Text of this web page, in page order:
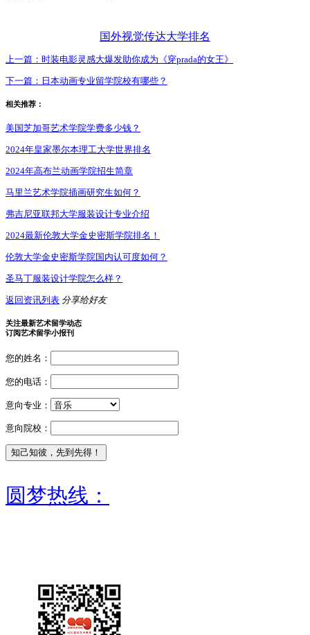
国外视觉传达大学排名
上一篇： 时装电影灵感大爆发助你成为《穿prada的女王》
下一篇： 日本动画专业留学院校有哪些？
相关推荐：
美国芝加哥艺术学院学费多少钱？
2024年皇家墨尔本理工大学世界排名
2024年高布兰动画学院招生简章
马里兰艺术学院插画研究生如何？
弗吉尼亚联邦大学服装设计专业介绍
2024最新伦敦大学金史密斯学院排名！
伦敦大学金史密斯学院国内认可度如何？
圣马丁服装设计学院怎么样？
返回资讯列表 分享给好友
关注最新艺术留学动态
订阅艺术留学小报刊
您的姓名：
您的电话：
意向专业：
意向院校：
圆梦热线：